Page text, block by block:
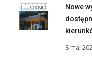
Nowe
8 maj